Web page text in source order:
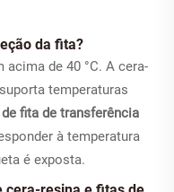
da fita?
de 40 °C. A cera-
temperaturas
fita de transferência
à temperatura
é exposta.